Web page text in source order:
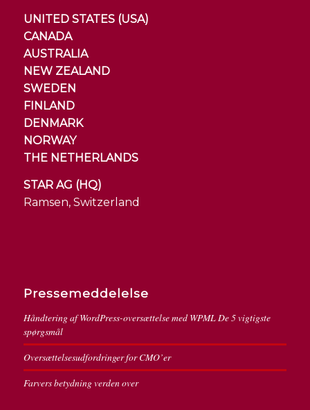
UNITED STATES (USA)
CANADA
AUSTRALIA
NEW ZEALAND
SWEDEN
FINLAND
DENMARK
NORWAY
THE NETHERLANDS
STAR AG (HQ)
Ramsen, Switzerland
Pressemeddelelse
Håndtering af WordPress-oversættelse med WPML De 5 vigtigste
spørgsmål
Oversættelsesudfordringer for CMO’er
Farvers betydning verden over